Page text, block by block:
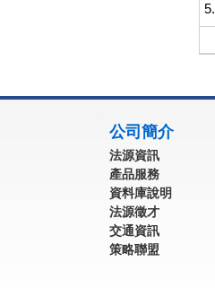
5.
公司簡介
法源資訊
產品服務
資料庫說明
法源徵才
交通資訊
策略聯盟